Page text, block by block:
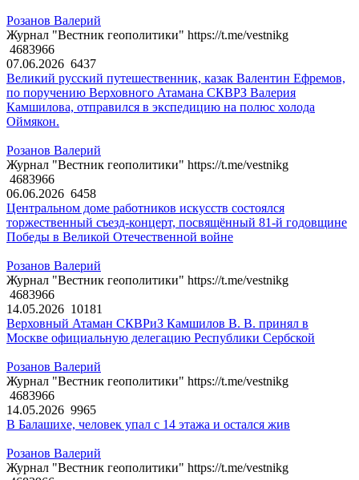
Розанов Валерий
Журнал "Вестник геополитики" https://t.me/vestnikg
4683966
07.06.2026 6437
Великий русский путешественник, казак Валентин Ефремов,
по поручению Верховного Атамана СКВРЗ Валерия
Камшилова, отправился в экспедицию на полюс холода
Оймякон.
Розанов Валерий
Журнал "Вестник геополитики" https://t.me/vestnikg
4683966
06.06.2026 6458
Центральном доме работников искусств состоялся
торжественный съезд-концерт, посвящённый 81-й годовщине
Победы в Великой Отечественной войне
Розанов Валерий
Журнал "Вестник геополитики" https://t.me/vestnikg
4683966
14.05.2026 10181
Верховный Атаман СКВРиЗ Камшилов В. В. принял в
Москве официальную делегацию Республики Сербской
Розанов Валерий
Журнал "Вестник геополитики" https://t.me/vestnikg
4683966
14.05.2026 9965
В Балашихе, человек упал с 14 этажа и остался жив
Розанов Валерий
Журнал "Вестник геополитики" https://t.me/vestnikg